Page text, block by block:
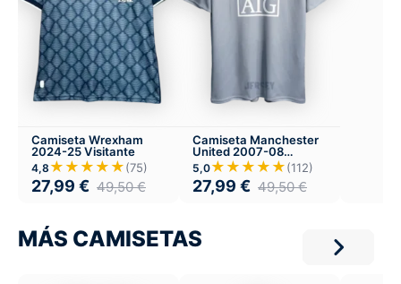
Camiseta Wrexham
2024-25 Visitante
4,8 ★★★★★(75)
27,99 € 49,50€
Camiseta Manchester
United 2007-08
Portero
5,0★★★★★(112)
27,99 € 49,50€
MÁS CAMISETAS